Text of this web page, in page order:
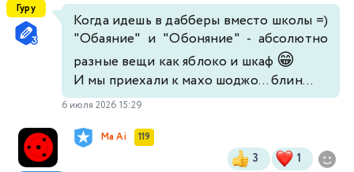
Гуру
Когда идешь в дабберы вместо школы =)
"Обаяние" и "Обоняние" - абсолютно
разные вещи как яблоко и шкаф 😁
И мы приехали к махо шоджо... блин...
6 июля 2026 15:29
Ma Ai 119
3 1